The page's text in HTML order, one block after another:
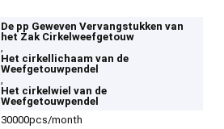
De pp Geweven Vervangstukken van
het Zak Cirkelweefgetouw
,
Het cirkellichaam van de
Weefgetouwpendel
,
Het cirkelwiel van de
Weefgetouwpendel
30000pcs/month